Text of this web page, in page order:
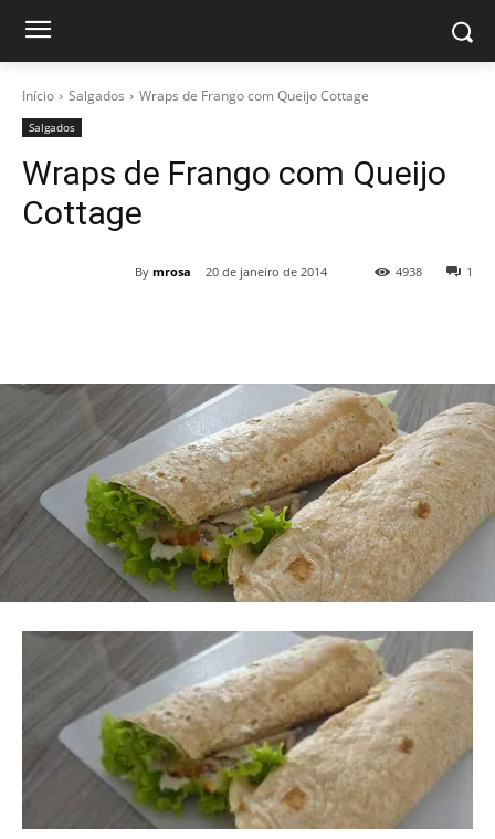
Início Salgados Wraps de Frango com Queijo Cottage
Salgados
Wraps de Frango com Queijo
Cottage
By mrosa 20 de janeiro de 2014 1
4938